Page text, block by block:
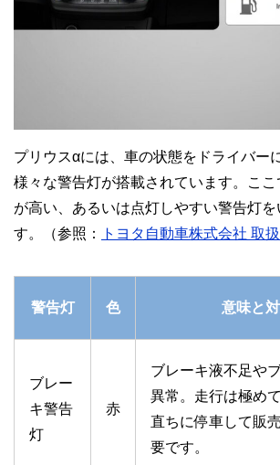
プリウスαには、車の状態をドライバー
様々な警告灯が搭載されています。こ
が高い、あるいは点灯しやすい警告灯を
す。（参照：
トヨタ自動車株式会社 取
警告灯 色 意味と
ブレー
キ警告
灯
赤
ブレーキ液不足や
異常。走行は極め
直ちに停車して販
要です。